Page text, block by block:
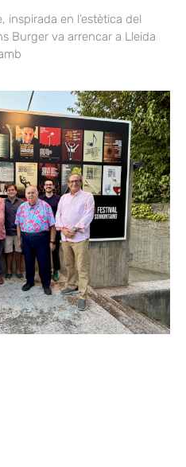
inspirada en l’estètica del
Burger va arrencar a Lleida